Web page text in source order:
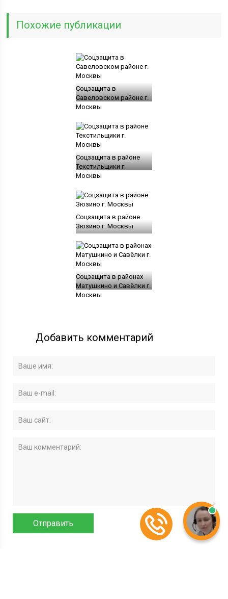
Похожие публикации
Соцзащита в
Савеловском районе г.
Москвы
Соцзащита в районе
Текстильщики г.
Москвы
Соцзащита в районе
Зюзино г. Москвы
Соцзащита в районах
Матушкино и Савёлки г.
Москвы
Добавить комментарий